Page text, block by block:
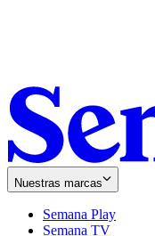
Nuestras marcas
Semana Play
Semana TV